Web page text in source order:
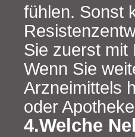
fühlen. Sonst
Sie zuerst mit
Wenn Sie
Arzneimittels
oder
4.Welche